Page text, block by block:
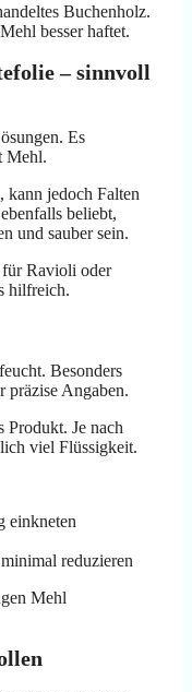
Buchenholz.
besser haftet.
– sinnvoll
Es
Mehl.
kann jedoch Falten
beliebt,
und sauber sein.
für Ravioli oder
hilfreich.
Besonders
präzise Angaben.
Je nach
viel Flüssigkeit.
einkneten
reduzieren
Mehl